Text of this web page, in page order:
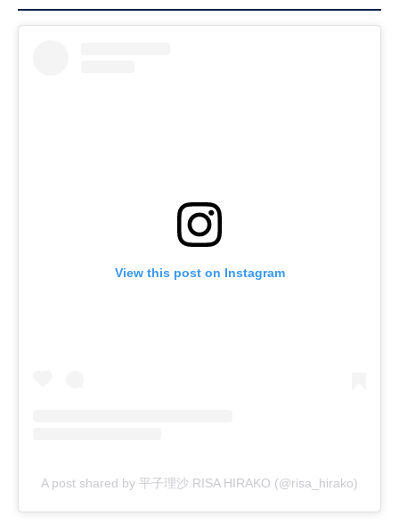
View this post on Instagram
A post shared by 平子理沙 RISA HIRAKO (@risa_hirako)